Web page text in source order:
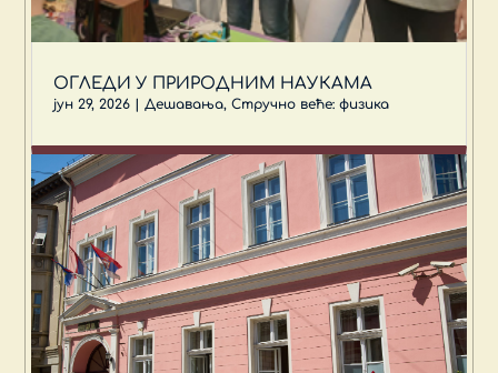
ОГЛЕДИ У ПРИРОДНИМ НАУКАМА
јун 29, 2026 | Дешавања,Стручно веће: физика